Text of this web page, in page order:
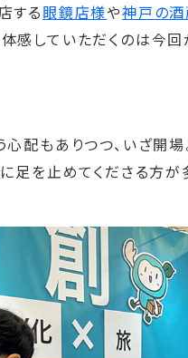
する眼鏡店様や神戸の
感していただくのは今回
配もありつつ、いざ開場
に足を止めてくださる方